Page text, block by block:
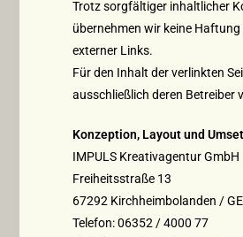
Trotz sorgfältiger inhaltlicher
übernehmen wir keine
externer Links.
Für den Inhalt der verlinkten
ausschließlich deren Betreiber
Konzeption, Layout und
IMPULS Kreativagentur GmbH
Freiheitsstraße 13
67292 Kirchheimbolanden /
Telefon: 06352 / 4000 77